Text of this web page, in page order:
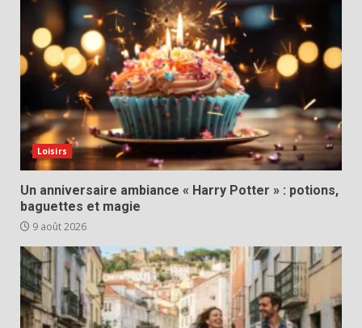
Loisirs
Un anniversaire ambiance « Harry Potter » : potions,
baguettes et magie
9 août 2026